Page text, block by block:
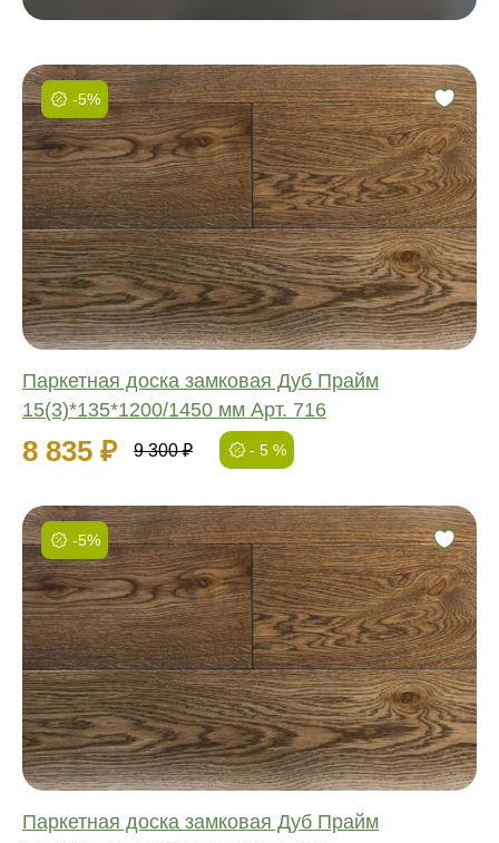
-5%
Паркетная доска замковая Дуб Прайм
15(3)*135*1200/1450 мм Арт. 716
8 835 ₽ 9 300 ₽ - 5 %
Фаска:
Соединение:
Обработка:
Длина:
Ширина:
Толщина:
-5%
Паркетная доска замковая Дуб Прайм
Фаска:
Соединение:
Обработка:
Длина:
Ширина:
Толщина: